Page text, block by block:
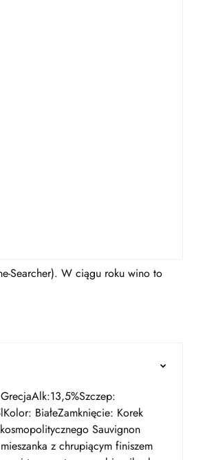
Searcher). W ciągu roku wino to
BiałeZamknięcie: Korek
Sauvignon
z chrupiącym finiszem